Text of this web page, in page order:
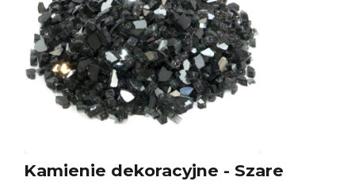
Kamienie dekoracyjne - Szare